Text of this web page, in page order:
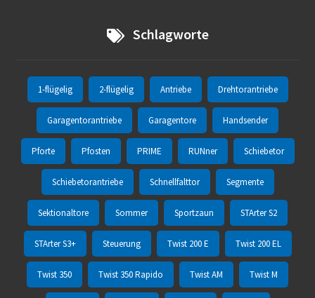
Schlagworte
1-flügelig 2-flügelig Antriebe Drehtorantriebe
Garagentorantriebe Garagentore Handsender
Pforte Pfosten PRIME RUNner Schiebetor
Schiebetorantriebe Schnellfalttor Segmente
Sektionaltore Sommer Sportzaun STArter S2
STArter S3+ Steuerung Twist 200 E Twist 200 EL
Twist 350 Twist 350 Rapido Twist AM Twist M